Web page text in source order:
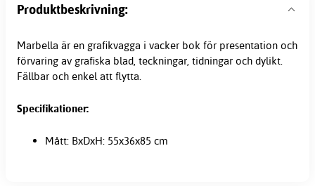
Produktbeskrivning:
Marbella är en grafikvagga i vacker bok för presentation och
förvaring av grafiska blad, teckningar, tidningar och dylikt.
Fällbar och enkel att flytta.
Specifikationer:
Mått: BxDxH: 55x36x85 cm